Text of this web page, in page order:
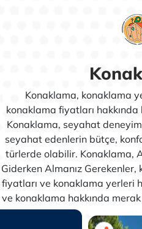
Konaklama, konaklama
konaklama fiyatları
Konaklama, seyahat
seyahat edenlerin bütçe,
türlerde olabilir. Konaklama,
Giderken Almanız
fiyatları ve konaklama yerleri
ve konaklama hakkında